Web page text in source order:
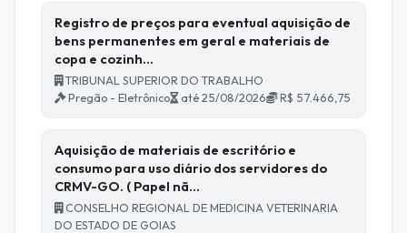
Registro de preços para eventual aquisição de
bens permanentes em geral e materiais de
copa e cozinh…
TRIBUNAL SUPERIOR DO TRABALHO
Pregão - Eletrônico
até 25/08/2026 R$ 57.466,75
Aquisição de materiais de escritório e
consumo para uso diário dos servidores do
CRMV-GO. ( Papel nã…
CONSELHO REGIONAL DE MEDICINA VETERINARIA
DO ESTADO DE GOIAS